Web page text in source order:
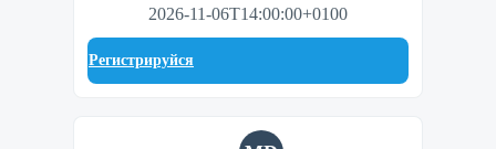
2026-11-06T14:00:00+0100
Регистрируйся